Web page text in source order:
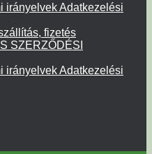
irányelvek Adatkezelési
fizetés
SZERZŐDÉSI
irányelvek Adatkezelési